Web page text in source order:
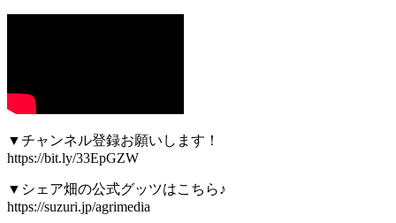
▼チャンネル登録お願いします！
https://bit.ly/33EpGZW
▼シェア畑の公式グッツはこちら♪
https://suzuri.jp/agrimedia